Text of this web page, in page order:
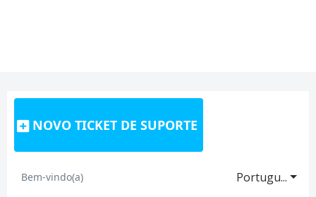
NOVO TICKET DE SUPORTE
Portugu...
Bem-vindo(a)